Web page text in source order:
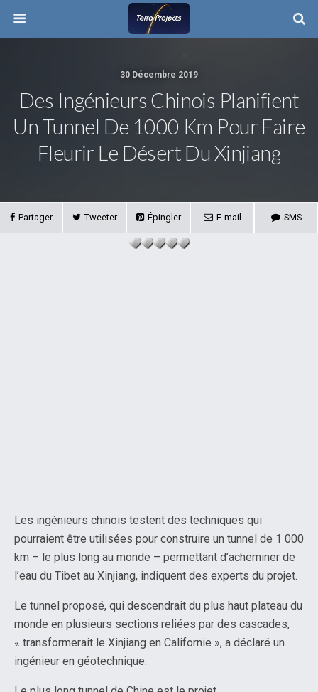
30 Décembre 2019
Des Ingénieurs Chinois Planifient
Un Tunnel De 1000 Km Pour Faire
Fleurir Le Désert Du Xinjiang
Partager Tweeter Épingler E-mail SMS
Les ingénieurs chinois testent des techniques qui
pourraient être utilisées pour construire un tunnel de 1 000
km – le plus long au monde – permettant d’acheminer de
l’eau du Tibet au Xinjiang, indiquent des experts du projet.
Le tunnel proposé, qui descendrait du plus haut plateau du
monde en plusieurs sections reliées par des cascades,
« transformerait le Xinjiang en Californie », a déclaré un
ingénieur en géotechnique.